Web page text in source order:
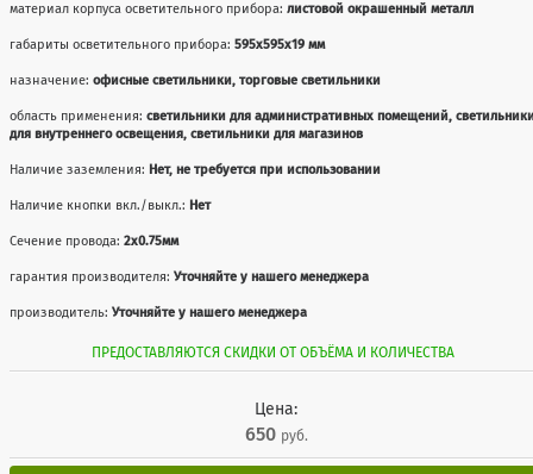
материал корпуса осветительного прибора:листовой окрашенный металл
габариты осветительного прибора:595х595х19 мм
назначение:офисные светильники, торговые светильники
область применения:светильники для административных помещений,
для внутреннего освещения, светильники для магазинов
Наличие заземления: Нет, не требуется при использовании
Наличие кнопки вкл./выкл.: Нет
Сечение провода:2x0.75мм
гарантия производителя:Уточняйте у нашего менеджера
производитель:Уточняйте у нашего менеджера
ПРЕДОСТАВЛЯЮТСЯ СКИДКИ ОТ ОБЪЁМА И КОЛИЧЕСТВА
Цена:
650 руб.